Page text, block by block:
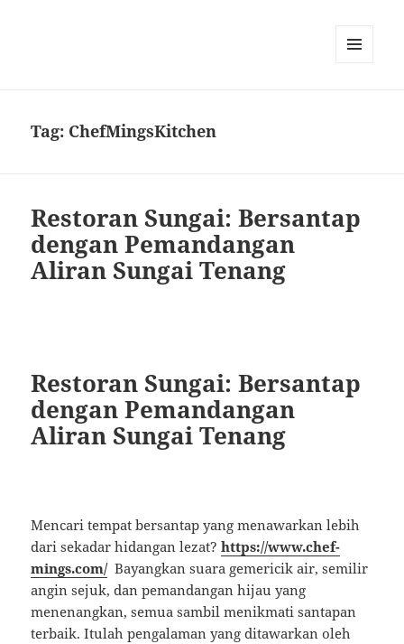
Tag: ChefMingsKitchen
Restoran Sungai: Bersantap
dengan Pemandangan
Aliran Sungai Tenang
Restoran Sungai: Bersantap
dengan Pemandangan
Aliran Sungai Tenang
Mencari tempat bersantap yang menawarkan lebih
dari sekadar hidangan lezat?https://www.chef-
mings.com/Bayangkan suara gemericik air, semilir
angin sejuk, dan pemandangan hijau yang
menenangkan, semua sambil menikmati santapan
terbaik. Itulah pengalaman yang ditawarkan oleh